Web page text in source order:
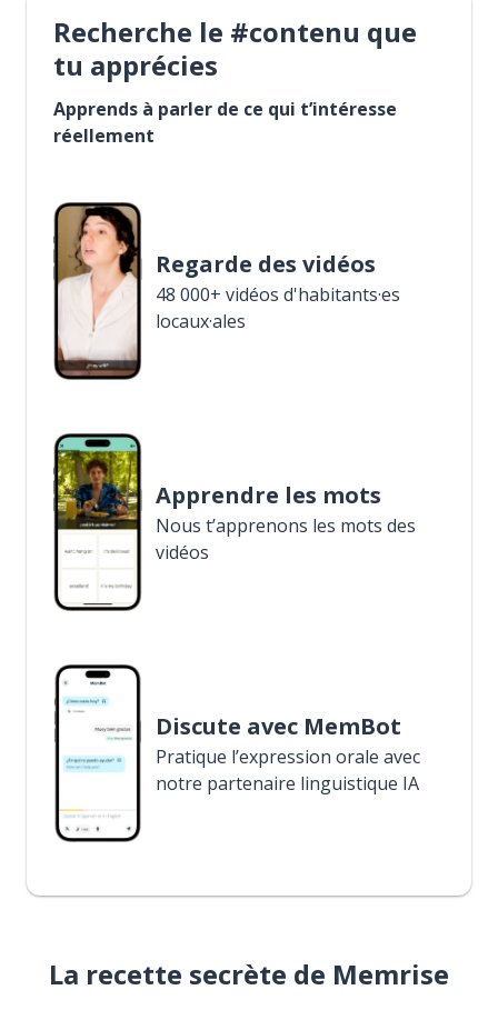
Recherche le #contenu que
tu apprécies
Apprends à parler de ce qui t’intéresse
réellement
Regarde des vidéos
48 000+ vidéos d'habitants·es
locaux·ales
Apprendre les mots
Nous t’apprenons les mots des
vidéos
Discute avec MemBot
Pratique l’expression orale avec
notre partenaire linguistique IA
La recette secrète de Memrise